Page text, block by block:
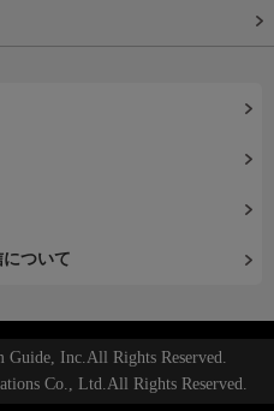
ついて
Inc.All Rights Reserved.
Co., Ltd.All Rights Reserved.